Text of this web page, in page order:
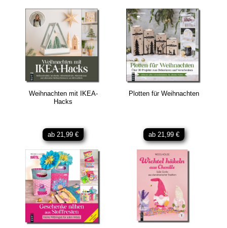
Weihnachten mit IKEA-
Hacks
ab 21,99 €
Plotten für Weihnachten
ab 21,99 €